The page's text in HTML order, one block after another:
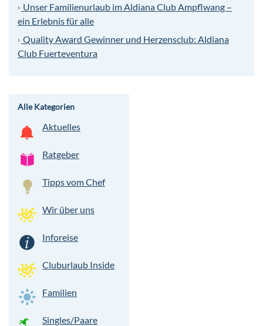
Unser Familienurlaub im Aldiana Club Ampflwang –
ein Erlebnis für alle
Quality Award Gewinner und Herzensclub: Aldiana
Club Fuerteventura
Alle Kategorien
Aktuelles
Ratgeber
Tipps vom Chef
Wir über uns
Inforeise
Cluburlaub Inside
Familien
Singles/Paare